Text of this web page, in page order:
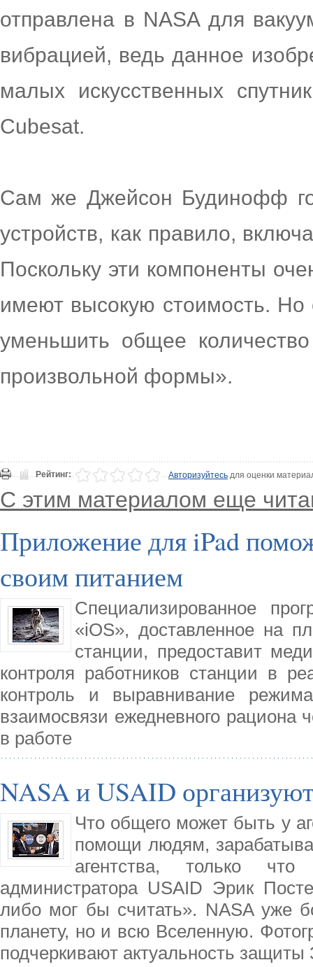
отправлена в NASA для
вибрацией, ведь данное
малых искусственных
Cubesat.
Сам же Джейсон Будинофф
устройств, как правило,
Поскольку эти компоненты
имеют высокую стоимость.
уменьшить общее
произвольной формы».
Рейтинг: Авторизуйтесьдля оценки
С этим материалом еще
Приложение для iPad
своим питанием
Специализированное
«iOS», доставленное на
станции, предоставит
контроля работников станции в
контроль и выравнивание
взаимосвязи ежедневного рациона
в работе
NASA и USAID
Что общего может быть у
помощи людям,
агентства, только
администратора USAID Эрик
либо мог бы считать». NASA уже
планету, но и всю Вселенную.
подчеркивают актуальность